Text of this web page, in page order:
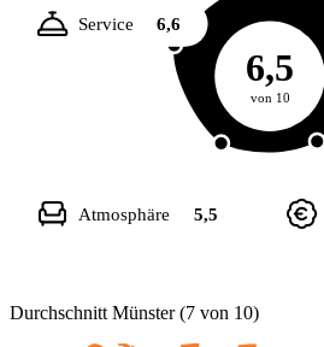
6,5
von 10
Atmosphäre 5,5
Service 6,6
Durchschnitt Münster (7 von 10)